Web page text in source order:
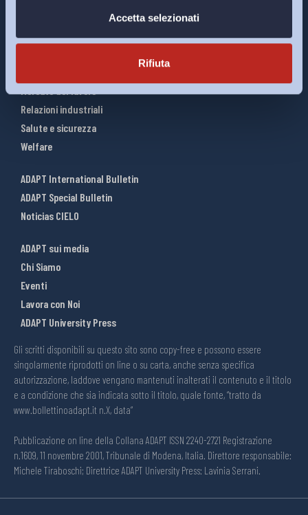
Accetta selezionati
Rifiuta
Interventi ADAPT
Relazioni industriali
Salute e sicurezza
Welfare
ADAPT International Bulletin
ADAPT Special Bulletin
Noticias CIELO
ADAPT sui media
Chi Siamo
Eventi
Lavora con Noi
ADAPT University Press
Gli scritti disponibili su questo sito sono copy-free e possono essere
singolarmente riprodotti on line o su carta, anche senza specifica
autorizzazione, laddove vengano mantenuti inalterati il contenuto e il titolo
e a condizione che sia indicata sotto il titolo, quale fonte, “tratto da
www.bollettinoadapt.it n.X, data“
Pubblicazione on line della Collana ADAPT ISSN 2240-2721 Registrazione
n.1609, 11 novembre 2001, Tribunale di Modena, Italia. Direttore responsabile:
Michele Tiraboschi; Direttrice ADAPT University Press: Lavinia Serrani.